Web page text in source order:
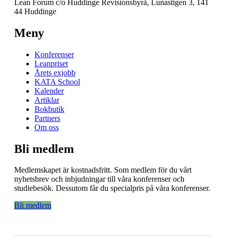
Lean Forum c/o Huddinge Revisionsbyrå, Lunastigen 3, 141
44 Huddinge
Meny
Konferenser
Leanpriset
Årets exjobb
KATA School
Kalender
Artiklar
Bokbutik
Partners
Om oss
Bli medlem
Medlemskapet är kostnadsfritt. Som medlem för du vårt
nyhetsbrev och inbjudningar till våra konferenser och
studiebesök. Dessutom får du specialpris på våra konferenser.
Bli medlem